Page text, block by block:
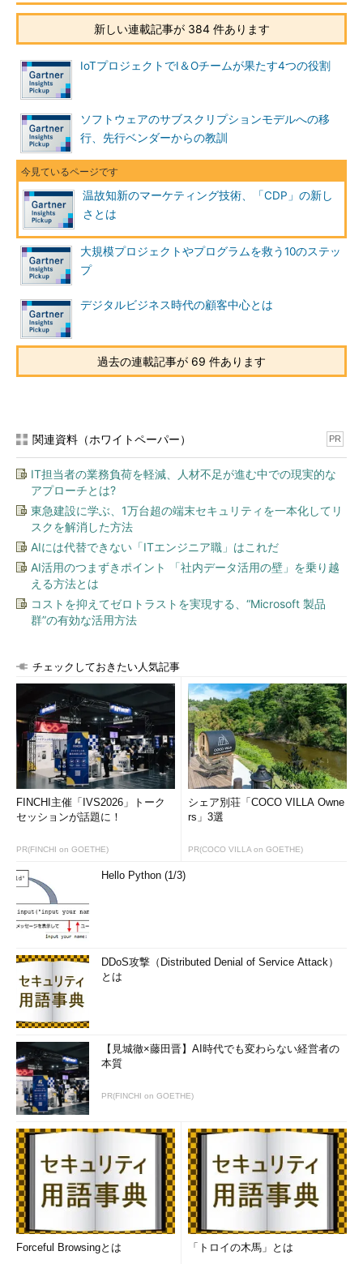
新しい連載記事が 384 件あります
IoTプロジェクトでI＆Oチームが果たす4つの役割
ソフトウェアのサブスクリプションモデルへの移
行、先行ベンダーからの教訓
温故知新のマーケティング技術、「CDP」の新し
さとは
大規模プロジェクトやプログラムを救う10のステッ
プ
デジタルビジネス時代の顧客中心とは
過去の連載記事が 69 件あります
関連資料（ホワイトペーパー） PR
IT担当者の業務負荷を軽減、人材不足が進む中での現実的な
アプローチとは?
東急建設に学ぶ、1万台超の端末セキュリティを一本化してリ
スクを解消した方法
AIには代替できない「ITエンジニア職」はこれだ
AI活用のつまずきポイント 「社内データ活用の壁」を乗り越
える方法とは
コストを抑えてゼロトラストを実現する、“Microsoft 製品
群”の有効な活用方法
チェックしておきたい人気記事
FINCHI主催「IVS2026」トーク
セッションが話題に！
PR(FINCHI on GOETHE)
シェア別荘「COCO VILLA Owne
rs」3選
PR(COCO VILLA on GOETHE)
Hello Python (1/3)
DDoS攻撃（Distributed Denial of Service Attack）
とは
【見城徹×藤田晋】AI時代でも変わらない経営者の
本質
PR(FINCHI on GOETHE)
Forceful Browsingとは 「トロイの木馬」とは